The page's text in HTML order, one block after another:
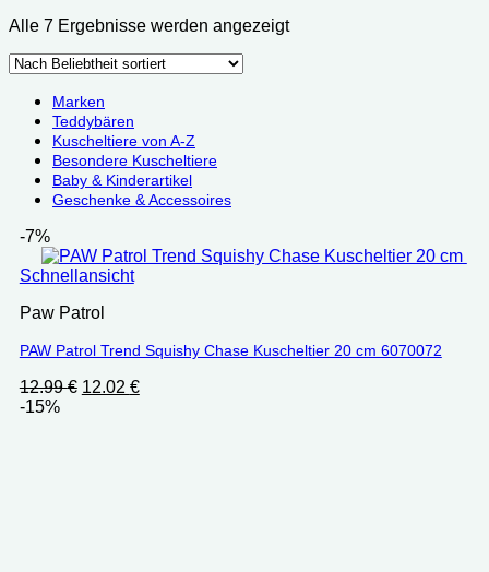
Alle 7 Ergebnisse werden angezeigtNach
Marken
Teddybären
Kuscheltiere von A-Z
Besondere Kuscheltiere
Baby & Kinderartikel
Geschenke & Accessoires
-7%
Schnellansicht
Paw Patrol
PAW Patrol Trend Squishy Chase Kuscheltier 20 cm ‎6070072
12.99€ Ursprünglicher
12.02 €Aktueller
-15%